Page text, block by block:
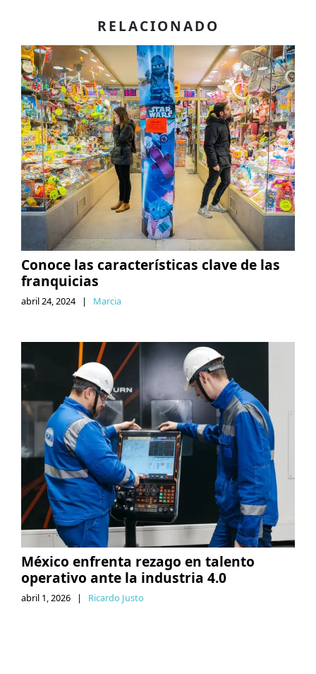
RELACIONADO
Conoce las características clave de las
franquicias
abril 24, 2024 | Marcia
México enfrenta rezago en talento
operativo ante la industria 4.0
abril 1, 2026 | Ricardo Justo